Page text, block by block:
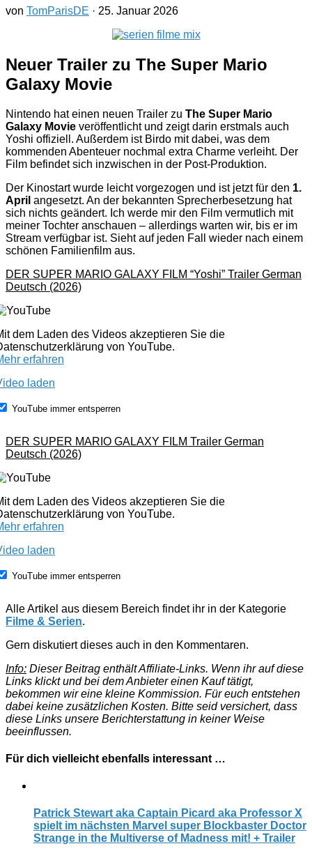
von TomParisDE · 25. Januar 2026
Neuer Trailer zu The Super Mario
Galaxy Movie
Nintendo hat einen neuen Trailer zu The Super Mario
Galaxy Movie veröffentlicht und zeigt darin erstmals auch
Yoshi offiziell. Außerdem ist Birdo mit dabei, was dem
kommenden Abenteuer nochmal extra Charme verleiht. Der
Film befindet sich inzwischen in der Post-Produktion.
Der Kinostart wurde leicht vorgezogen und ist jetzt für den 1.
April angesetzt. An der bekannten Sprecherbesetzung hat
sich nichts geändert. Ich werde mir den Film vermutlich mit
meiner Tochter anschauen – allerdings warten wir, bis er im
Stream verfügbar ist. Sieht auf jeden Fall wieder nach einem
schönen Familienfilm aus.
DER SUPER MARIO GALAXY FILM “Yoshi” Trailer German
Deutsch (2026)
dem Laden des Videos akzeptieren Sie die
von YouTube.
erfahren
laden
YouTube immer entsperren
DER SUPER MARIO GALAXY FILM Trailer German
Deutsch (2026)
dem Laden des Videos akzeptieren Sie die
von YouTube.
erfahren
laden
YouTube immer entsperren
Alle Artikel aus diesem Bereich findet ihr in der Kategorie
Filme & Serien.
Gern diskutiert dieses auch in den Kommentaren.
Info: Dieser Beitrag enthält Affiliate-Links. Wenn ihr auf diese
Links klickt und bei dem Anbieter einen Kauf tätigt,
bekommen wir eine kleine Kommission. Für euch entstehen
dabei keine zusätzlichen Kosten. Bitte seid versichert, dass
diese Links unsere Berichterstattung in keiner Weise
beeinflussen.
Für dich vielleicht ebenfalls interessant …
Patrick Stewart aka Captain Picard aka Professor X
spielt im nächsten Marvel super Blockbaster Doctor
Strange in the Multiverse of Madness mit! + Trailer